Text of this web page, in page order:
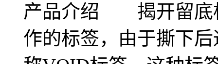
产品介绍 揭开留底
作的标签，由于撕下